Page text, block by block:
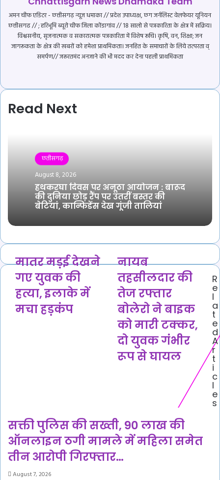
अमन चीफ एडिटर - छत्तीसगढ़ न्यूज़ धमाका // प्रदेश उपाध्यक्ष, छग जर्नलिस्ट वेलफेयर यूनियन
छत्तीसगढ // ; हरिभूमि ब्यूरो चीफ जिला कोंडागांव // 18 सालो से पत्रकारिता के क्षेत्र में सक्रिय।
विश्वसनीय, सृजनात्मक व सकारात्मक पत्रकारिता में विशेष रूचि। कृषि, वन, शिक्षा; जन
जागरूकता के क्षेत्र की खबरों को हमेशा प्राथमिकता। जनहित के समाचारों के लिये तत्परता व्
समर्पण// जरूरतमंद अनजाने की भी मदद कर देना पहली प्राथमिकता
Read Next
छतीसगढ़
August 8, 2026
हथकरघा दिवस पर अनूठा आयोजन : बारूद
की दुनिया छोड़ रैंप पर उतरीं बस्तर की
बेटियां, कान्फिडेंस देख गूंजी तालियां
मातर
मड़ई
देखने
गए
युवक
की
मातर मड़ई देखने
गए युवक की
हत्या, इलाके में
मचा हड़कंप
नायब
तहसीलदार
की
तेज
रफ्तार
बोलेरो
ने
बाइक
को
मारी
टक्कर,
घायल
नायब
तहसीलदार की
तेज रफ्तार
बोलेरो ने बाइक
को मारी टक्कर,
दो युवक गंभीर
रूप से घायल
R
e
l
a
t
e
d
A
r
t
i
c
l
e
s
सक्ती पुलिस की सख्ती, 90 लाख की
ऑनलाइन ठगी मामले में महिला समेत
तीन आरोपी गिरफ्तार…
August 7, 2026